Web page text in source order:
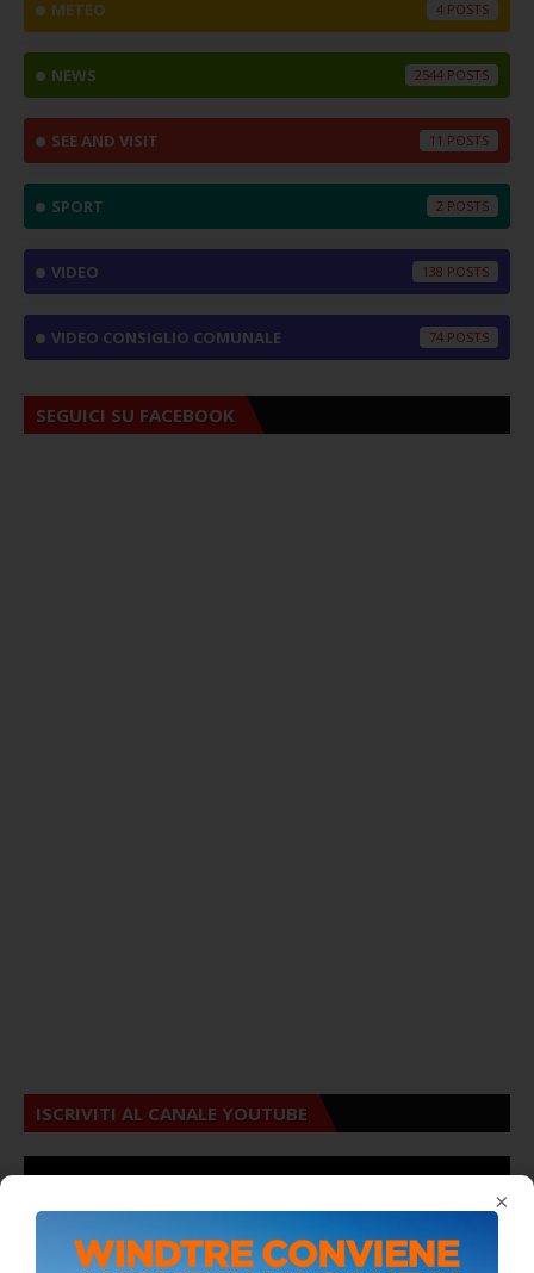
×
METEO 4
NEWS 2544
SEE AND VISIT 11
SPORT 2
VIDEO 138
VIDEO CONSIGLIO COMUNALE 74
SEGUICI SU FACEBOOK
ISCRIVITI AL CANALE YOUTUBE